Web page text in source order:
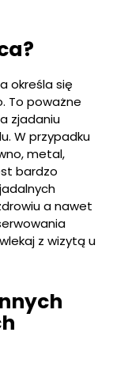
określa się
To poważne
zjadaniu
W przypadku
metal,
bardzo
a nawet
z wizytą u